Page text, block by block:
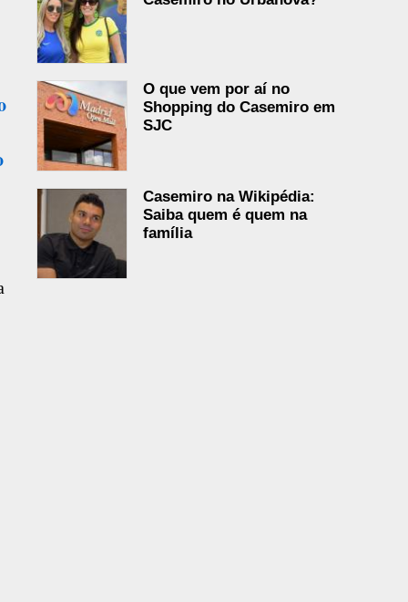
O que vem por aí no
Shopping do Casemiro em
SJC
Casemiro na Wikipédia:
Saiba quem é quem na
família